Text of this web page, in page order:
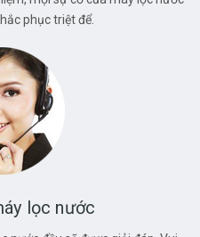
phục triệt để.
lọc nước